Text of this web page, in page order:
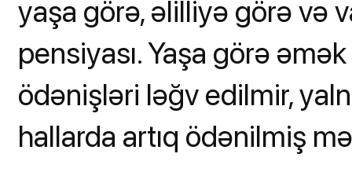
yaşa görə, əlilliyə görə və
pensiyası. Yaşa görə
ödənişləri ləğv edilmir,
hallarda artıq ödənilmiş